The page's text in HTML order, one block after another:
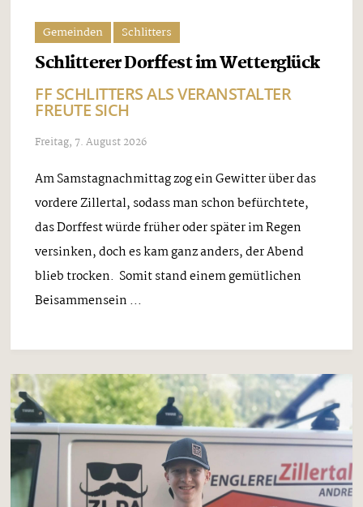
Gemeinden Schlitters
Schlitterer Dorffest im Wetterglück
FF SCHLITTERS ALS VERANSTALTER
FREUTE SICH
Freitag, 7. August 2026
Am Samstagnachmittag zog ein Gewitter über das
vordere Zillertal, sodass man schon befürchtete,
das Dorffest würde früher oder später im Regen
versinken, doch es kam ganz anders, der Abend
blieb trocken. Somit stand einem gemütlichen
Beisammensein ...